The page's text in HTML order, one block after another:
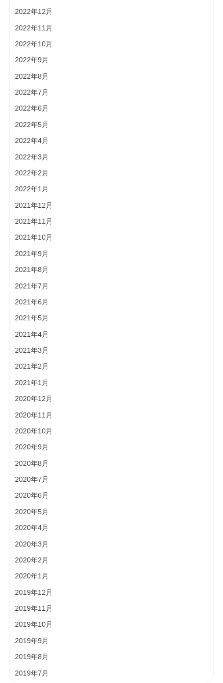
2022年12月
2022年11月
2022年10月
2022年9月
2022年8月
2022年7月
2022年6月
2022年5月
2022年4月
2022年3月
2022年2月
2022年1月
2021年12月
2021年11月
2021年10月
2021年9月
2021年8月
2021年7月
2021年6月
2021年5月
2021年4月
2021年3月
2021年2月
2021年1月
2020年12月
2020年11月
2020年10月
2020年9月
2020年8月
2020年7月
2020年6月
2020年5月
2020年4月
2020年3月
2020年2月
2020年1月
2019年12月
2019年11月
2019年10月
2019年9月
2019年8月
2019年7月